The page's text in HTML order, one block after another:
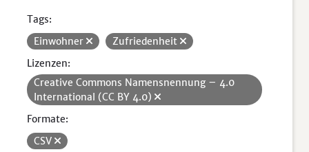
Tags:
Einwohner
Zufriedenheit
Lizenzen:
Creative Commons Namensnennung – 4.0
International (CC BY 4.0)
Formate:
CSV